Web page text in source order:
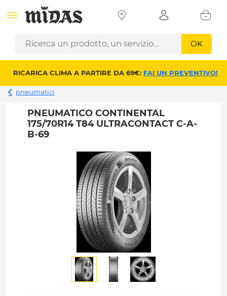
OK
RICARICA CLIMA A PARTIRE DA 69€: FAI UN PREVENTIVO!
pneumatici
PNEUMATICO CONTINENTAL
175/70R14 T84 ULTRACONTACT C-A-
B-69